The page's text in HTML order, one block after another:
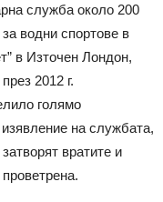
служба около 200
водни спортове в
в Източен Лондон,
2012 г.
голямо
на службата,
вратите и